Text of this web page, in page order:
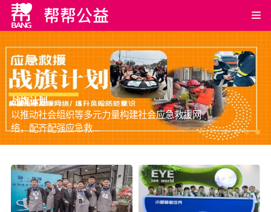
战旗计划
以推动社会组织等多元力量构建社会应急救援网
络，配齐配强应急救...